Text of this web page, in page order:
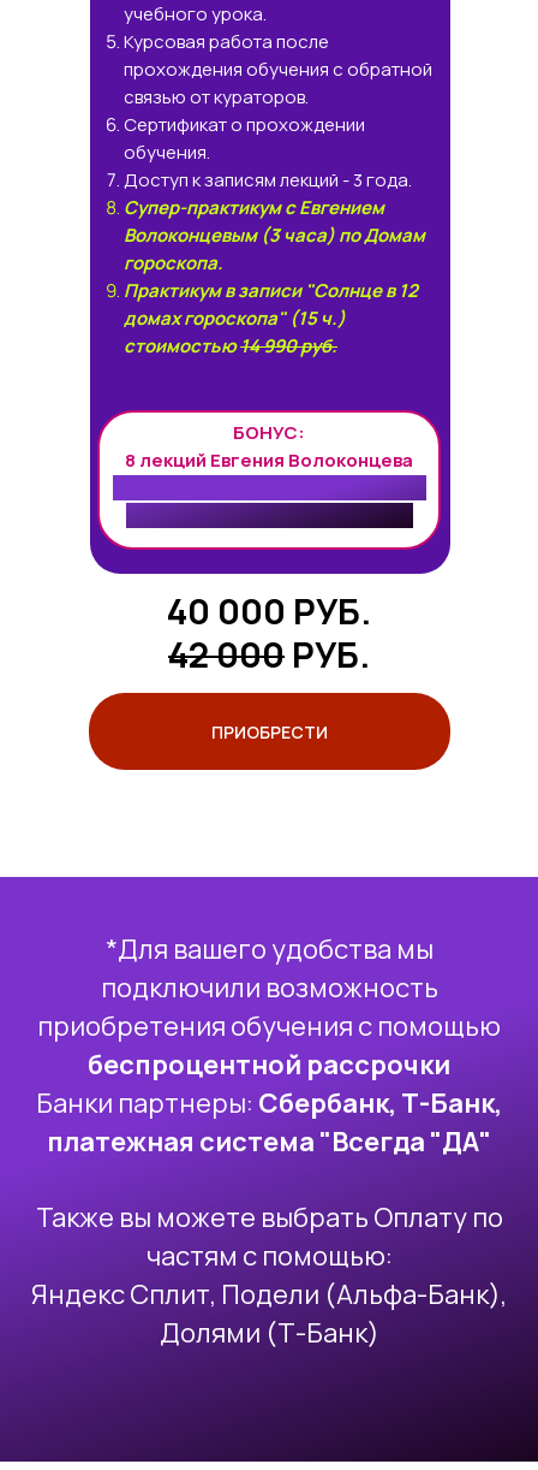
учебного урока.
Курсовая работа после
прохождения обучения с обратной
связью от кураторов.
Сертификат о прохождении
обучения.
Доступ к записям лекций - 3 года.
Супер-практикум с Евгением
Волоконцевым (3 часа) по Домам
гороскопа.
Практикум в записи "Солнце в 12
домах гороскопа" (15 ч.)
стоимостью14 990 руб.
ПРИОБРЕСТИ
40 000 РУБ.
42 000 РУБ.
БОНУС:
8 лекций Евгения Волоконцева
*Для вашего удобства мы
подключили возможность
приобретения обучения с помощью
беспроцентной рассрочки
Банки партнеры: Сбербанк, Т-Банк,
платежная система "Всегда "ДА"
Также вы можете выбрать Оплату по
частям с помощью:
Яндекс Сплит, Подели (Альфа-Банк),
Долями (Т-Банк)